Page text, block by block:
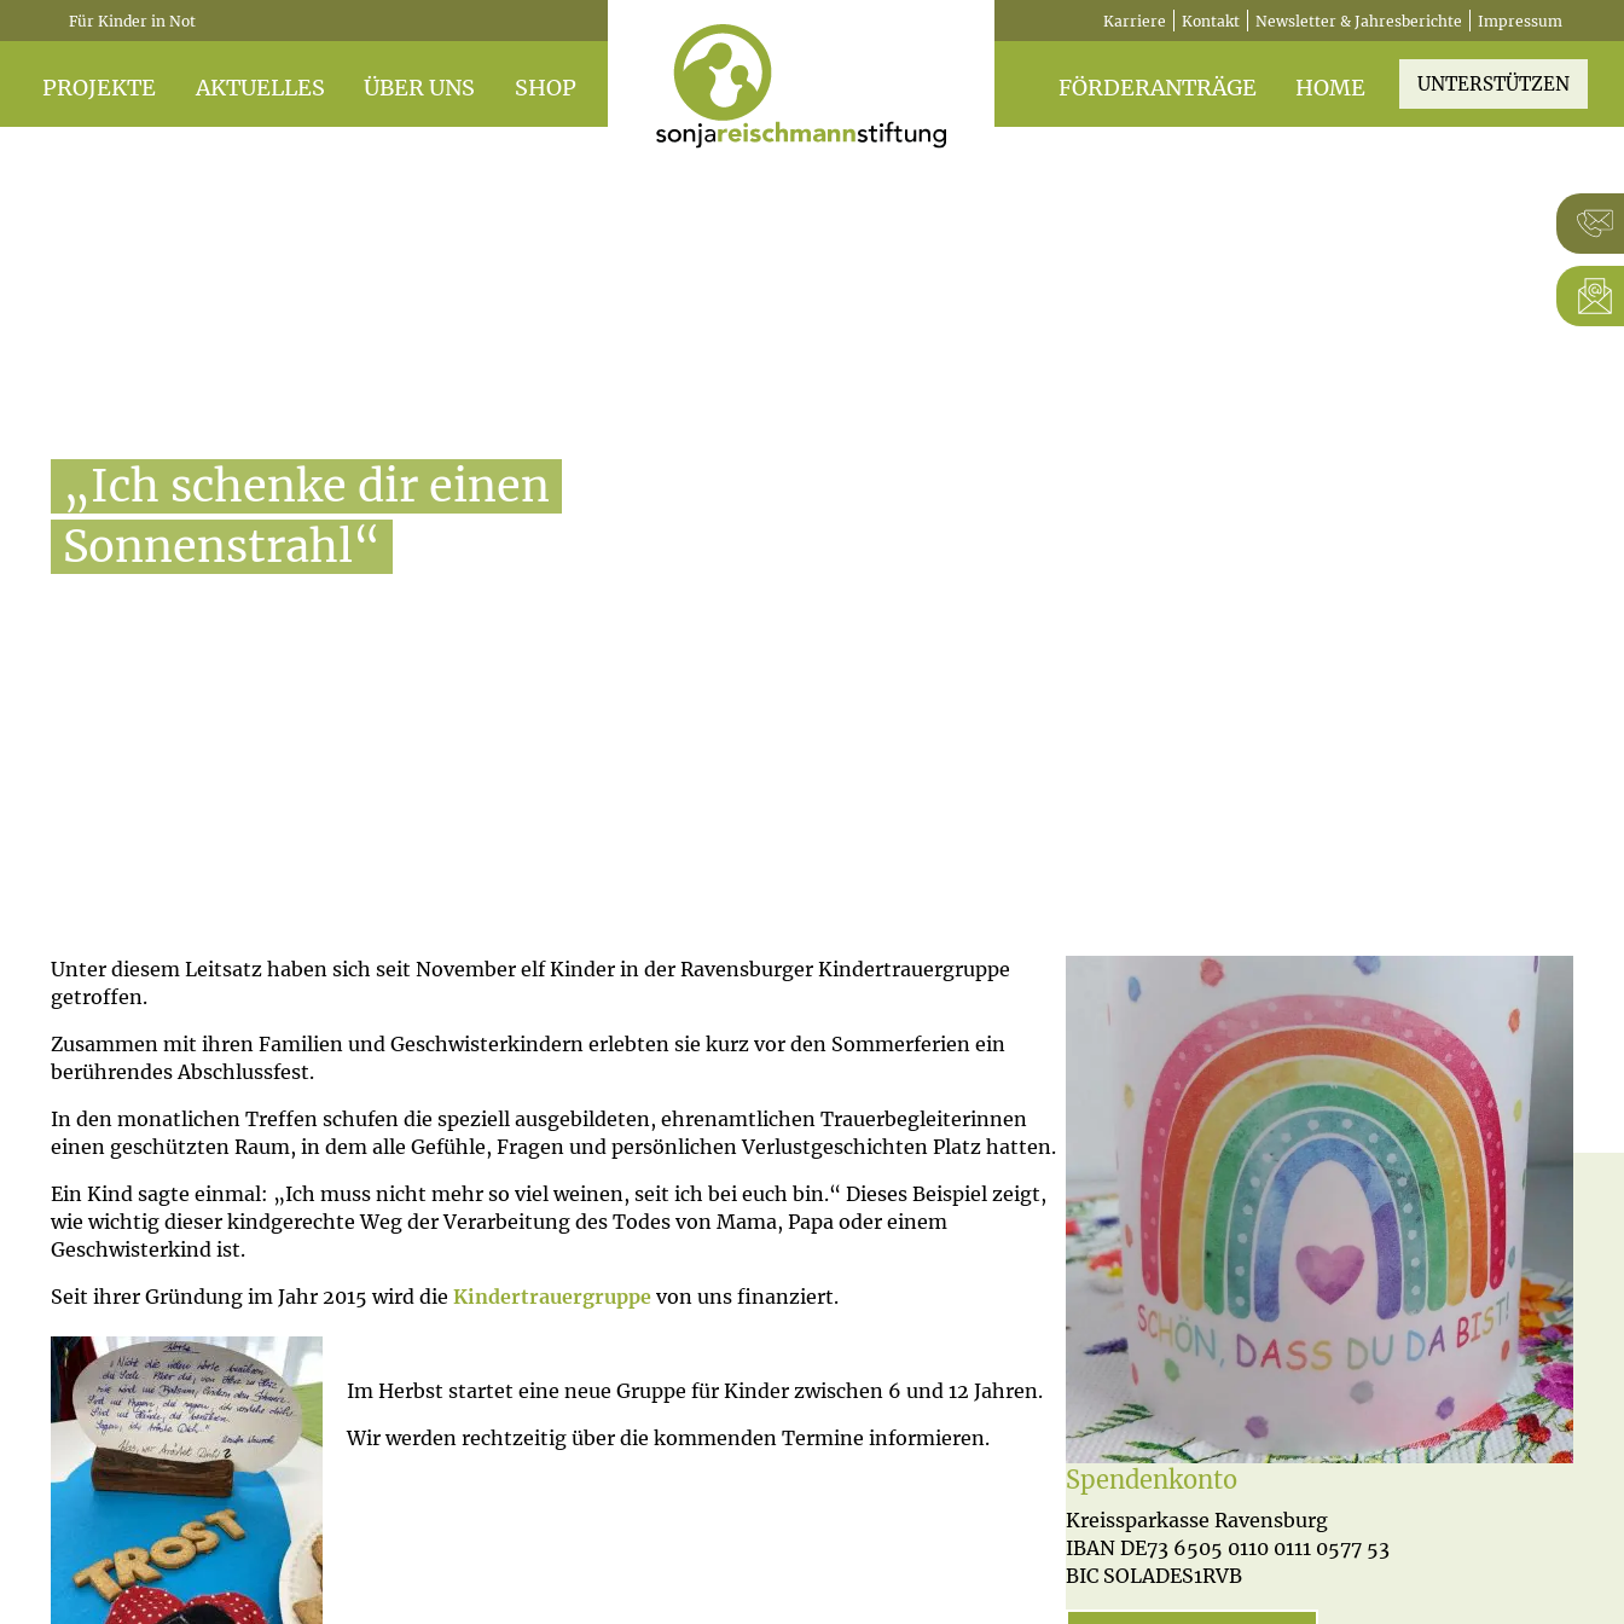
Für Kinder in Not Karriere Kontakt Newsletter & Jahresberichte Impressum
PROJEKTE AKTUELLES ÜBER UNS SHOP FÖRDERANTRÄGE HOME UNTERSTÜTZEN
„Ich schenke dir einen
Sonnenstrahl“
Unter diesem Leitsatz haben sich seit November elf Kinder in der Ravensburger Kindertrauergruppe
getroffen.
Zusammen mit ihren Familien und Geschwisterkindern erlebten sie kurz vor den Sommerferien ein
berührendes Abschlussfest.
In den monatlichen Treffen schufen die speziell ausgebildeten, ehrenamtlichen Trauerbegleiterinnen
einen geschützten Raum, in dem alle Gefühle, Fragen und persönlichen Verlustgeschichten Platz hatten.
Ein Kind sagte einmal: „Ich muss nicht mehr so viel weinen, seit ich bei euch bin.“ Dieses Beispiel zeigt,
wie wichtig dieser kindgerechte Weg der Verarbeitung des Todes von Mama, Papa oder einem
Geschwisterkind ist.
Seit ihrer Gründung im Jahr 2015 wird die Kindertrauergruppe von uns finanziert.
Im Herbst startet eine neue Gruppe für Kinder zwischen 6 und 12 Jahren.
Wir werden rechtzeitig über die kommenden Termine informieren.
Spendenkonto
Kreissparkasse Ravensburg
IBAN DE73 6505 0110 0111 0577 53
BIC SOLADES1RVB